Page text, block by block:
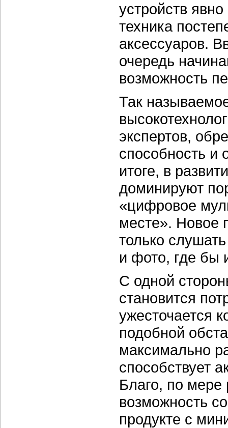
устройств
техника
аксессуаров.
очередь
возможность
Так
экспертов,
способность и
итоге, в
доминируют
«цифровое
месте». Новое
только
и фото, где бы
С одной
становится
ужесточается
подобной
максимально
способствует
Благо, по мере
возможность
продукте с